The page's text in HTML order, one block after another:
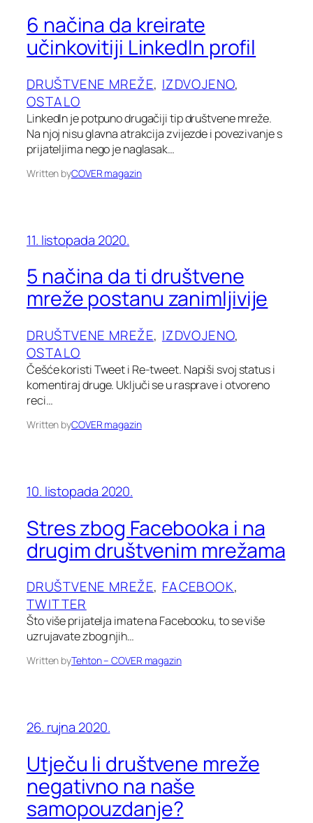
6 načina da kreirate
učinkovitiji LinkedIn profil
DRUŠTVENE MREŽE, IZDVOJENO
OSTALO
LinkedIn je potpuno drugačiji tip društvene mreže.
Na njoj nisu glavna atrakcija zvijezde i povezivanje s
prijateljima nego je naglasak…
Written byCOVER magazin
11. listopada 2020.
5 načina da ti društvene
mreže postanu zanimljivije
DRUŠTVENE MREŽE, IZDVOJENO
OSTALO
Češće koristi Tweet i Re-tweet. Napiši svoj status i
komentiraj druge. Uključi se u rasprave i otvoreno
reci…
Written byCOVER magazin
10. listopada 2020.
Stres zbog Facebooka i na
drugim društvenim mrežama
DRUŠTVENE MREŽE, FACEBOOK
TWITTER
Što više prijatelja imate na Facebooku, to se više
uzrujavate zbog njih…
Written byTehton – COVER magazin
26. rujna 2020.
Utječu li društvene mreže
negativno na naše
samopouzdanje?